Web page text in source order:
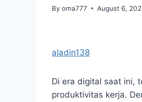
By oma777 August 6,
aladin138
Di era digital saat ini,
produktivitas kerja.